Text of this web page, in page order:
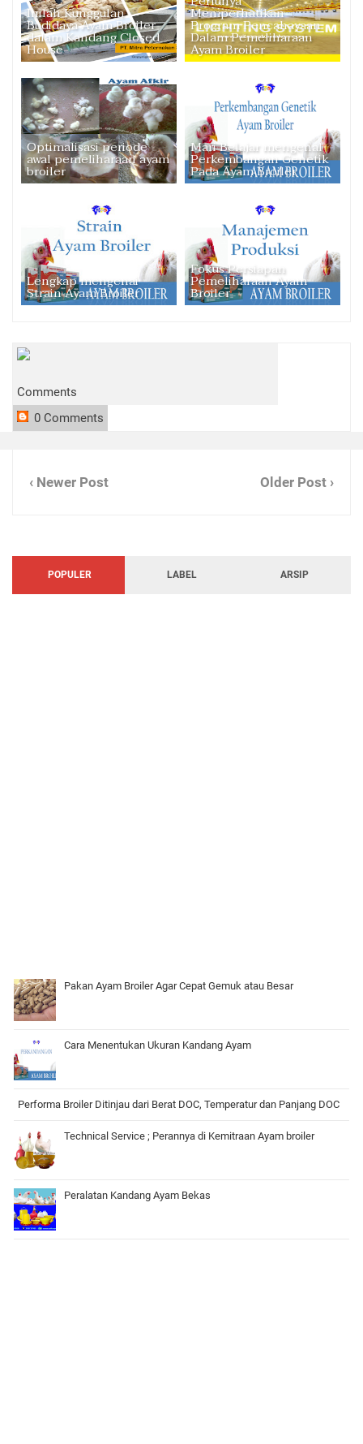
Inilah Kunggulan
Budidaya Ayam Broiler
dalam Kandang Closed
House
Memperhatikan
Program Pencahayaan
Dalam Pemeliharaan
Ayam Broiler
Optimalisasi periode
awal pemeliharaan ayam
broiler
Mari Belajar mengenal
Perkembangan Genetik
Pada Ayam Broiler
Lengkap mengenai
Strain Ayam Broiler
Fokus Persiapan
Pemeliharaan Ayam
Broiler
Comments
0 Comments
‹ Newer Post Older Post ›
POPULER LABEL ARSIP
Pakan Ayam Broiler Agar Cepat Gemuk atau Besar
Cara Menentukan Ukuran Kandang Ayam
Performa Broiler Ditinjau dari Berat DOC, Temperatur dan Panjang DOC
Technical Service ; Perannya di Kemitraan Ayam broiler
Peralatan Kandang Ayam Bekas